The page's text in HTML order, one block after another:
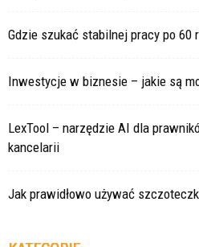
Gdzie szukać stabilnej pracy po 60
Inwestycje w biznesie – jakie są
LexTool – narzędzie AI dla
kancelarii
Jak prawidłowo używać